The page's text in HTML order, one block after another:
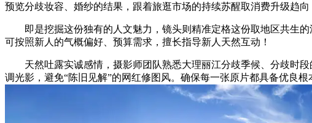
预览分歧妆容、婚纱的结果，跟着旅逛市场的持续苏醒取消费升级趋
即是挖掘这份独有的人文魅力，镜头则精准定格这份取地区共生的
可按照新人的气概偏好、预算需求，擅长指导新人天然互动！
天然吐露实诚感情，摄影师团队熟悉大理丽江分歧季候、分歧时
调光影，避免“陈旧见解”的网红修图风。确保每一张原片都具备优良